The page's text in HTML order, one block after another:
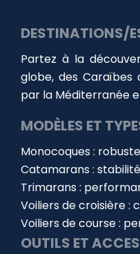
DESTINATIONS/
Partez à la
globe, des Caraïbes
par la Méditerranée
MODÈLES ET
Monocoques :
Catamarans :
Trimarans :
Voiliers de croisière
Voiliers de course :
OUTILS ET